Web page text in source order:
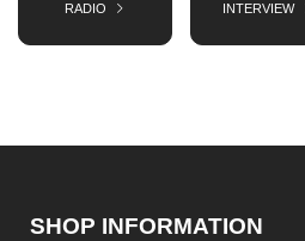
RADIO INTERVIEW
SHOP INFORMATION